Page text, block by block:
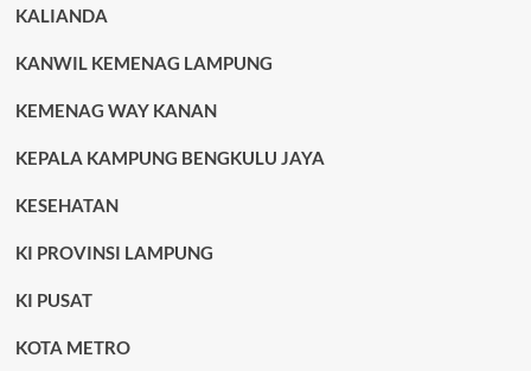
KALIANDA
KANWIL KEMENAG LAMPUNG
KEMENAG WAY KANAN
KEPALA KAMPUNG BENGKULU JAYA
KESEHATAN
KI PROVINSI LAMPUNG
KI PUSAT
KOTA METRO